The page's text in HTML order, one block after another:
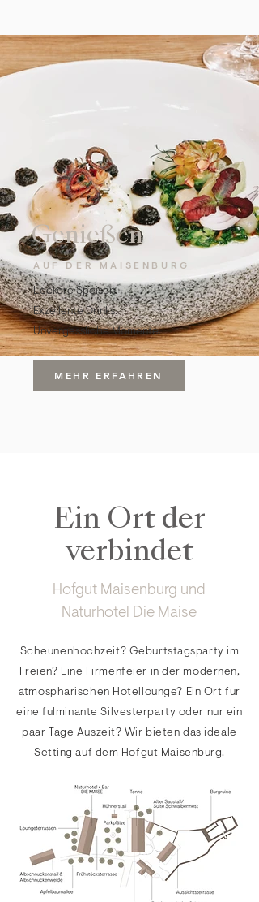
Genießen
AUF DER MAISENBURG
Leckere Speisen.
Exzellente Drinks.
Unvergessliche Momente.
MEHR ERFAHREN
Ein Ort der
verbindet
Hofgut Maisenburg und
Naturhotel Die Maise
Scheunenhochzeit? Geburtstagsparty im
Freien? Eine Firmenfeier in der modernen,
atmosphärischen Hotellounge? Ein Ort für
eine fulminante Silvesterparty oder nur ein
paar Tage Auszeit? Wir bieten das ideale
Setting auf dem Hofgut Maisenburg.